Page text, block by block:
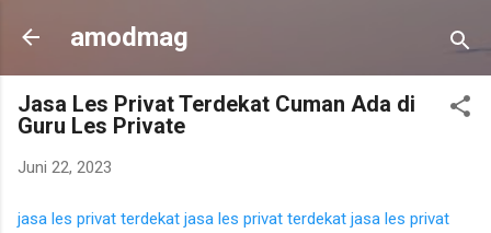
Langsung ke konten utama
amodmag
Jasa Les Privat Terdekat Cuman Ada di
Guru Les Private
Juni 22, 2023
jasa les privat terdekat jasa les privat terdekat jasa les privat